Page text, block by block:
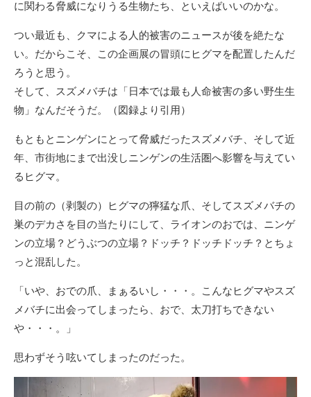
に関わる脅威になりうる生物たち、といえばいいのかな。
つい最近も、クマによる人的被害のニュースが後を絶たな
い。だからこそ、この企画展の冒頭にヒグマを配置したんだ
ろうと思う。
そして、スズメバチは「日本では最も人命被害の多い野生生
物」なんだそうだ。（図録より引用）
もともとニンゲンにとって脅威だったスズメバチ、そして近
年、市街地にまで出没しニンゲンの生活圏へ影響を与えてい
るヒグマ。
目の前の（剥製の）ヒグマの獰猛な爪、そしてスズメバチの
巣のデカさを目の当たりにして、ライオンのおでは、ニンゲ
ンの立場？どうぶつの立場？ドッチ？ドッチドッチ？とちょ
っと混乱した。
「いや、おでの爪、まぁるいし・・・。こんなヒグマやスズ
メバチに出会ってしまったら、おで、太刀打ちできない
や・・・。」
思わずそう呟いてしまったのだった。